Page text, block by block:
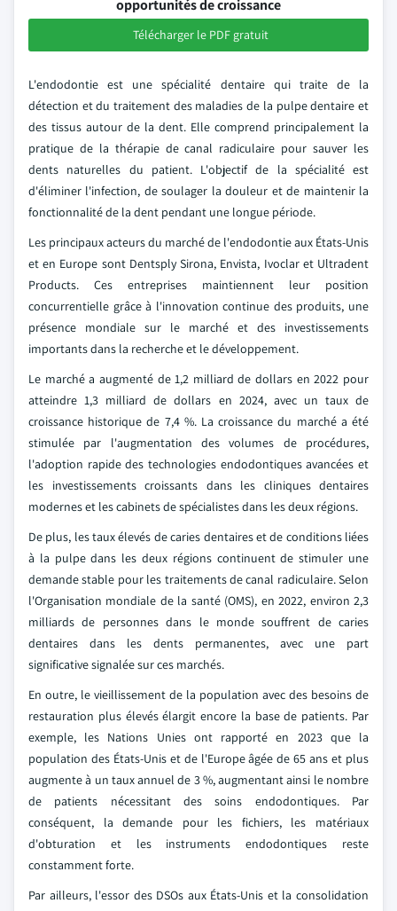
opportunités de croissance
Télécharger le PDF gratuit
L'endodontie est une spécialité dentaire qui traite de la
détection et du traitement des maladies de la pulpe dentaire et
des tissus autour de la dent. Elle comprend principalement la
pratique de la thérapie de canal radiculaire pour sauver les
dents naturelles du patient. L'objectif de la spécialité est
d'éliminer l'infection, de soulager la douleur et de maintenir la
fonctionnalité de la dent pendant une longue période.
Les principaux acteurs du marché de l'endodontie aux États-Unis
et en Europe sont Dentsply Sirona, Envista, Ivoclar et Ultradent
Products. Ces entreprises maintiennent leur position
concurrentielle grâce à l'innovation continue des produits, une
présence mondiale sur le marché et des investissements
importants dans la recherche et le développement.
Le marché a augmenté de 1,2 milliard de dollars en 2022 pour
atteindre 1,3 milliard de dollars en 2024, avec un taux de
croissance historique de 7,4 %. La croissance du marché a été
stimulée par l'augmentation des volumes de procédures,
l'adoption rapide des technologies endodontiques avancées et
les investissements croissants dans les cliniques dentaires
modernes et les cabinets de spécialistes dans les deux régions.
De plus, les taux élevés de caries dentaires et de conditions liées
à la pulpe dans les deux régions continuent de stimuler une
demande stable pour les traitements de canal radiculaire. Selon
l'Organisation mondiale de la santé (OMS), en 2022, environ 2,3
milliards de personnes dans le monde souffrent de caries
dentaires dans les dents permanentes, avec une part
significative signalée sur ces marchés.
En outre, le vieillissement de la population avec des besoins de
restauration plus élevés élargit encore la base de patients. Par
exemple, les Nations Unies ont rapporté en 2023 que la
population des États-Unis et de l'Europe âgée de 65 ans et plus
augmente à un taux annuel de 3 %, augmentant ainsi le nombre
de patients nécessitant des soins endodontiques. Par
conséquent, la demande pour les fichiers, les matériaux
d'obturation et les instruments endodontiques reste
constamment forte.
Par ailleurs, l'essor des DSOs aux États-Unis et la consolidation